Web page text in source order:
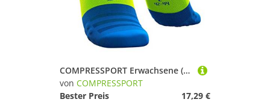
COMPRESSPORT Erwachsene (Unisex) Pro Racing Socks v3.0 Ultralight Run Low Leichte Laufsocken, Fluo Blue, T2
von COMPRESSPORT
Bester Preis
17,29 €